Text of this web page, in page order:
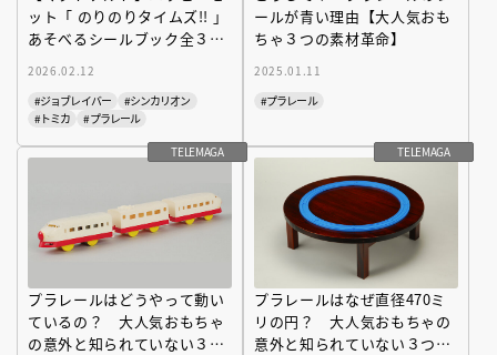
ット「 のりのりタイムズ!! 」
あそべるシールブック全３種
2026.02.12
#ジョブレイバー
#シンカリオン
#トミカ
#プラレール
ールが青い理由【大人気おも
ちゃ３つの素材革命】
2025.01.11
#プラレール
TELEMAGA
プラレールはどうやって動い
ているの？ 大人気おもちゃ
の意外と知られていない３つ
TELEMAGA
プラレールはなぜ直径470ミ
リの円？ 大人気おもちゃの
意外と知られていない３つの